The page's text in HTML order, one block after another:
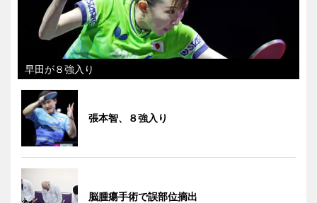
早田が８強入り
張本智、８強入り
脳腫瘍手術で誤部位摘出